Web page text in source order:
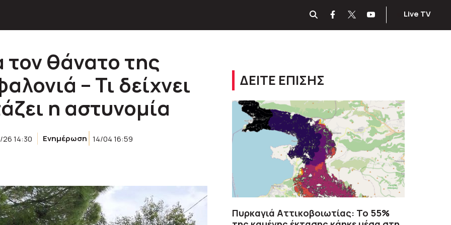
Live TV
τον θάνατο της
– Τι δείχνει
η αστυνομία
14:30 Ενημέρωση 14/04 16:59
ΔΕΙΤΕ ΕΠΙΣΗΣ
Πυρκαγιά Αττικοβοιωτίας: Το 55%